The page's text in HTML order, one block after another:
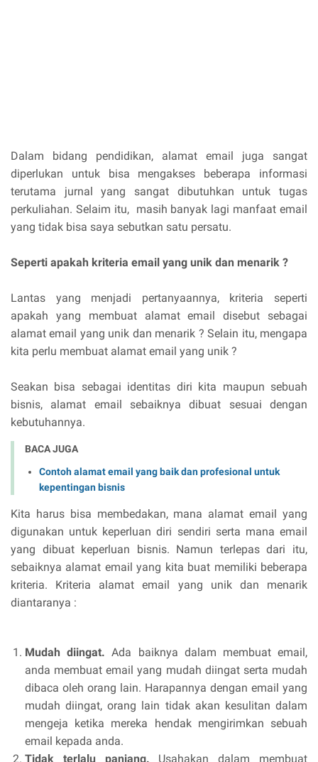
Dalam bidang pendidikan, alamat email juga sangat
diperlukan untuk bisa mengakses beberapa informasi
terutama jurnal yang sangat dibutuhkan untuk tugas
perkuliahan. Selaim itu, masih banyak lagi manfaat email
yang tidak bisa saya sebutkan satu persatu.
Seperti apakah kriteria email yang unik dan menarik ?
Lantas yang menjadi pertanyaannya, kriteria seperti
apakah yang membuat alamat email disebut sebagai
alamat email yang unik dan menarik ? Selain itu, mengapa
kita perlu membuat alamat email yang unik ?
Seakan bisa sebagai identitas diri kita maupun sebuah
bisnis, alamat email sebaiknya dibuat sesuai dengan
kebutuhannya.
BACA JUGA
Contoh alamat email yang baik dan profesional untuk
kepentingan bisnis
Kita harus bisa membedakan, mana alamat email yang
digunakan untuk keperluan diri sendiri serta mana email
yang dibuat keperluan bisnis. Namun terlepas dari itu,
sebaiknya alamat email yang kita buat memiliki beberapa
kriteria. Kriteria alamat email yang unik dan menarik
diantaranya :
Mudah diingat. Ada baiknya dalam membuat email,
anda membuat email yang mudah diingat serta mudah
dibaca oleh orang lain. Harapannya dengan email yang
mudah diingat, orang lain tidak akan kesulitan dalam
mengeja ketika mereka hendak mengirimkan sebuah
email kepada anda.
Tidak terlalu panjang. Usahakan dalam membuat